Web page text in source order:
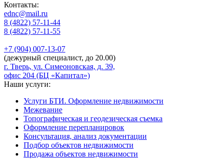
Контакты:
ednc@mail.ru
8 (4822) 57-11-44
8 (4822) 57-11-55
+7 (904) 007-13-07
(дежурный специалист, до 20.00)
г. Тверь, ул. Симеоновская, д. 39,
офис 204 (БЦ «Капитал»)
Наши услуги:
Услуги БТИ. Оформление недвижимости
Межевание
Топографическая и геодезическая съемка
Оформление перепланировок
Консультация, анализ документации
Подбор объектов недвижимости
Продажа объектов недвижимости